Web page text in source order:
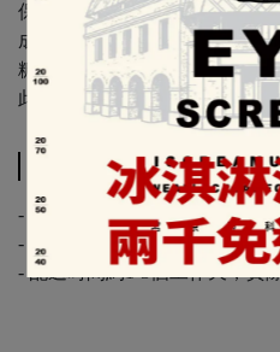
保存期限：含寄出日至少10天
成份：天然奶油、海藻糖、麵
糖、樹薯、馬鈴薯、鹽
此商品若選超商取貨一單約5
配送方法
- 常溫配送 -
- 同筆訂單如有乳酪蛋糕、巧
- 配送時間約1-3個工作天，實